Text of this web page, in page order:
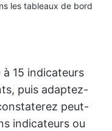
les tableaux de bord
15 indicateurs
puis adaptez-
peut-
indicateurs ou